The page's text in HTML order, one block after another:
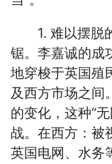
1. 难以摆脱的
锯。李嘉诚的成
地穿梭于英国殖
及西方市场之间
的变化，这种“
战。在西方：被
英国电网、水务